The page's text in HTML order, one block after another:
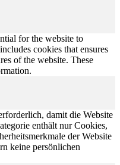
for the website to
cookies that ensures
of the website. These
damit die Website
enthält nur Cookies,
der Website
keine persönlichen